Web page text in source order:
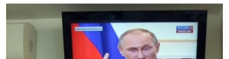
Перейти
до
ІНТЕРВ'Ю